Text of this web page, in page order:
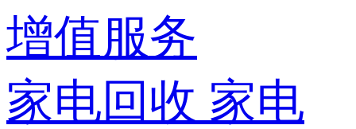
增值服务
家电回收 家电